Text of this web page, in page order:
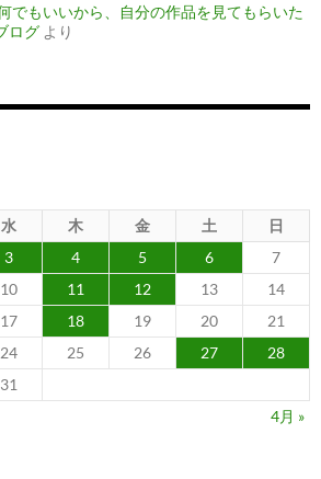
でもいいから、自分の作品を見てもらいた
ログ より
水 木 金 土
日
3 4 5 6
7
10 11 12 13
14
17 18 19 20
21
24 25 26 27
28
31
4月 »